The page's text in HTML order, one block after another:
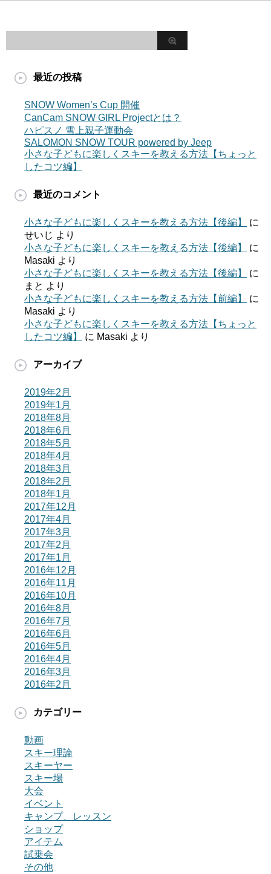
最近の投稿
SNOW Women’s Cup 開催
CanCam SNOW GIRL Projectとは？
ハピスノ 雪上親子運動会
SALOMON SNOW TOUR powered by Jeep
小さな子どもに楽しくスキーを教える方法【ちょっと
したコツ編】
最近のコメント
小さな子どもに楽しくスキーを教える方法【後編】
に
せいじ より
小さな子どもに楽しくスキーを教える方法【後編】
に
Masaki より
小さな子どもに楽しくスキーを教える方法【後編】
に
まと より
小さな子どもに楽しくスキーを教える方法【前編】
に
Masaki より
小さな子どもに楽しくスキーを教える方法【ちょっと
したコツ編】
に Masaki より
アーカイブ
2019年2月
2019年1月
2018年8月
2018年6月
2018年5月
2018年4月
2018年3月
2018年2月
2018年1月
2017年12月
2017年4月
2017年3月
2017年2月
2017年1月
2016年12月
2016年11月
2016年10月
2016年8月
2016年7月
2016年6月
2016年5月
2016年4月
2016年3月
2016年2月
カテゴリー
動画
スキー理論
スキーヤー
スキー場
大会
イベント
キャンプ、レッスン
ショップ
アイテム
試乗会
その他